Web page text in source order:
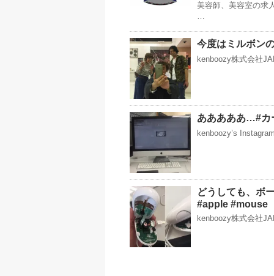
美容師、美容室の求
…
今度はミルボン
kenboozy株式会社
あああああ…#カ
kenboozy’s
どうしても、ボ
#apple #mouse
kenboozy株式会社